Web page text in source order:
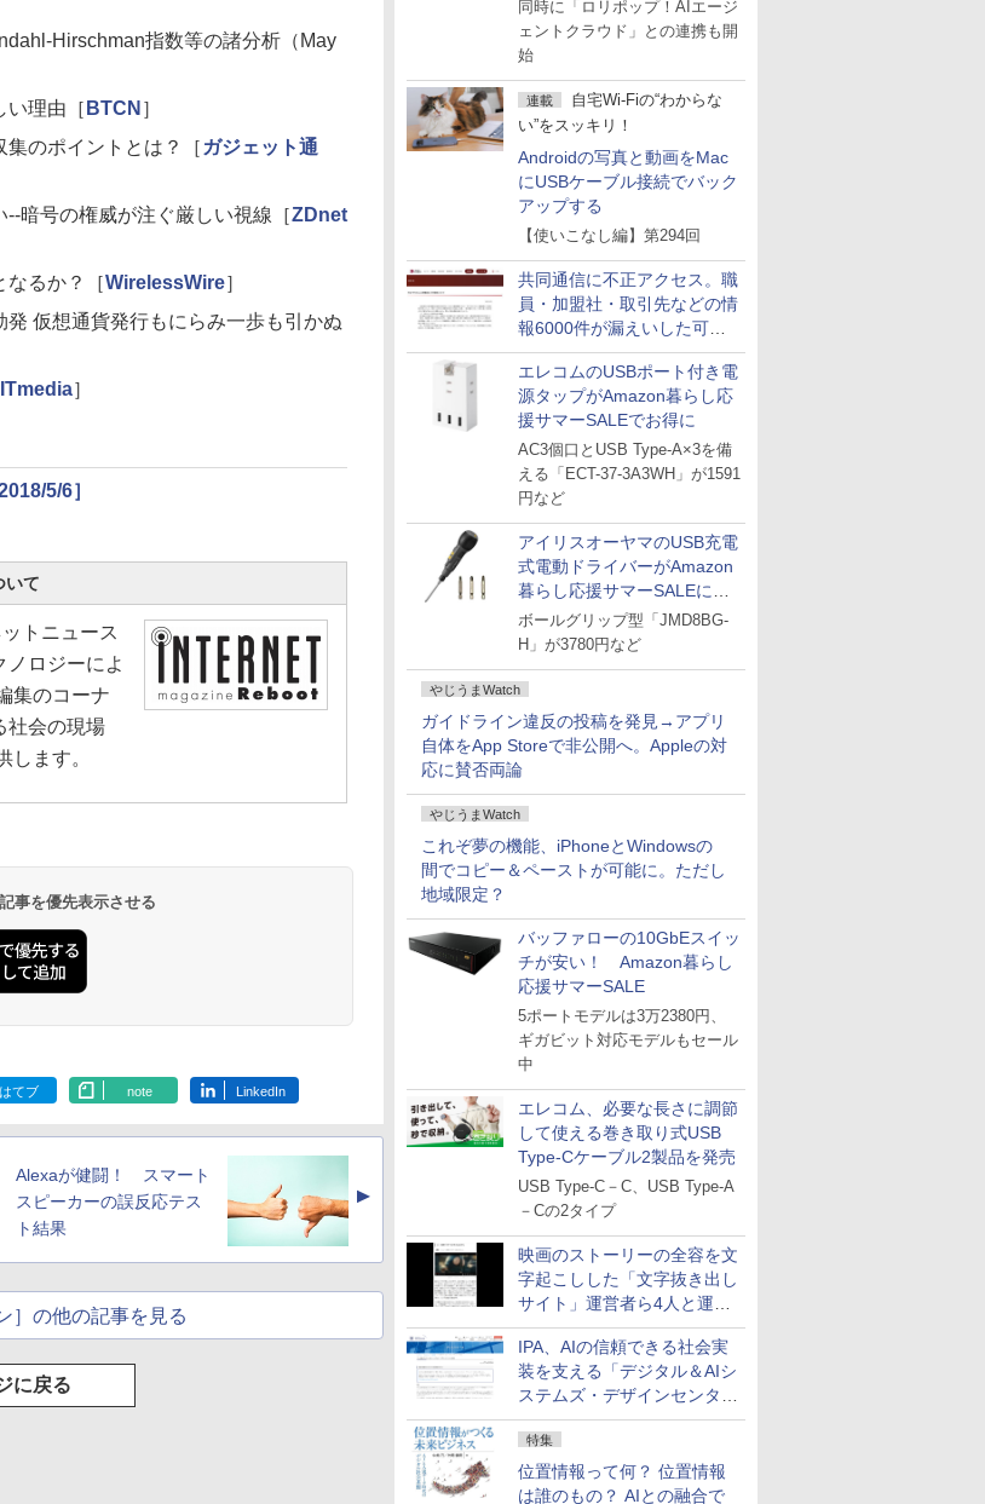
同時に「ロリポップ！AIエージ
ェントクラウド」との連携も開
始
連載
自宅Wi-Fiの“わからな
い”をスッキリ！
Androidの写真と動画をMac
にUSBケーブル接続でバック
アップする
【使いこなし編】第294回
共同通信に不正アクセス。職
員・加盟社・取引先などの情
報6000件が漏えいした可能
性
エレコムのUSBポート付き電
源タップがAmazon暮らし応
援サマーSALEでお得に
AC3個口とUSB Type-A×3を備
える「ECT-37-3A3WH」が1591
円など
アイリスオーヤマのUSB充電
式電動ドライバーがAmazon
暮らし応援サマーSALEに登
場
ボールグリップ型「JMD8BG-
H」が3780円など
やじうまWatch
ガイドライン違反の投稿を発見→アプリ
自体をApp Storeで非公開へ。Appleの対
応に賛否両論
やじうまWatch
これぞ夢の機能、iPhoneとWindowsの
間でコピー＆ペーストが可能に。ただし
地域限定？
バッファローの10GbEスイッ
チが安い！ Amazon暮らし
応援サマーSALE
5ポートモデルは3万2380円、
ギガビット対応モデルもセール
中
エレコム、必要な長さに調節
して使える巻き取り式USB
Type-Cケーブル2製品を発売
USB Type-C－C、USB Type-A
－Cの2タイプ
映画のストーリーの全容を文
字起こしした「文字抜き出し
サイト」運営者ら4人と運営
法人に有罪判決
IPA、AIの信頼できる社会実
装を支える「デジタル＆AIシ
ステムズ・デザインセンタ
ー」新設
特集
位置情報って何？ 位置情報
は誰のもの？ AIとの融合で
Hirschman指数等の諸分析（May
い理由［ BTCN ］
のポイントとは？［ ガジェット通
暗号の権威が注ぐ厳しい視線［ZDnet
なるか？［WirelessWire］
仮想通貨発行もにらみ一歩も引かぬ
ITmedia］
5/6］
いて
トニュース
ロジーによ
集のコーナ
社会の現場
します。
事を優先表示させる
はてブ note LinkedIn
Alexaが健闘！ スマート
スピーカーの誤反応テス
ト結果
▲
］の他の記事を見る
に戻る